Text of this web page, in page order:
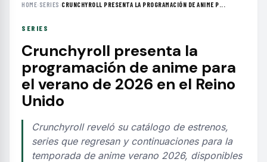
HOME› SERIES ›CRUNCHYROLL PRESENTA LA PROGRAMACIÓN DE ANIME P...
SERIES
Crunchyroll presenta la
programación de anime para
el verano de 2026 en el Reino
Unido
Crunchyroll reveló su catálogo de estrenos,
series que regresan y continuaciones para la
temporada de anime verano 2026, disponibles